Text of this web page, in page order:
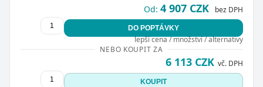
Od: 4 907 CZK bez DPH
DO POPTÁVKY
lepší cena / množství / alternativy
NEBO KOUPIT ZA
6 113 CZK vč. DPH
KOUPIT